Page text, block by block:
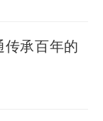
传承百年的